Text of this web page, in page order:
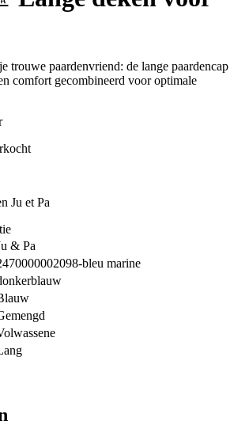
trouwe paardenvriend: de lange paardencap
comfort gecombineerd voor optimale
Ju et Pa
& Pa
bleu marine